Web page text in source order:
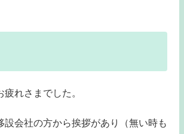
れさまでした。
設会社の方から挨拶があり（無い時も